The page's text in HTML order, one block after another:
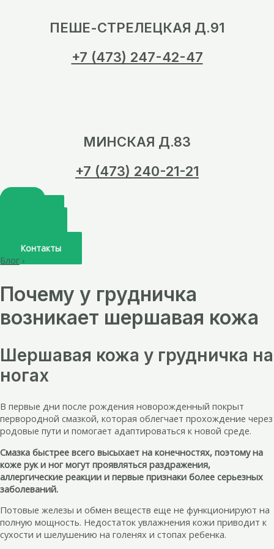
ПЕШЕ-СТРЕЛЕЦКАЯ Д.91
+7 (473) 247-42-47
МИНСКАЯ Д.83
+7 (473) 240-21-21
Контакты
Блог ›
Почему у грудничка
возникает шершавая кожа
Шершавая кожа у грудничка на
ногах
В первые дни после рождения новорожденный покрыт
первородной смазкой, которая облегчает прохождение через
родовые пути и помогает адаптироваться к новой среде.
Смазка быстрее всего высыхает на конечностях, поэтому на
коже рук и ног могут проявляться раздражения,
аллергические реакции и первые признаки более серьезных
заболеваний.
Потовые железы и обмен веществ еще не функционируют на
полную мощность. Недостаток увлажнения кожи приводит к
сухости и шелушению на голенях и стопах ребенка.